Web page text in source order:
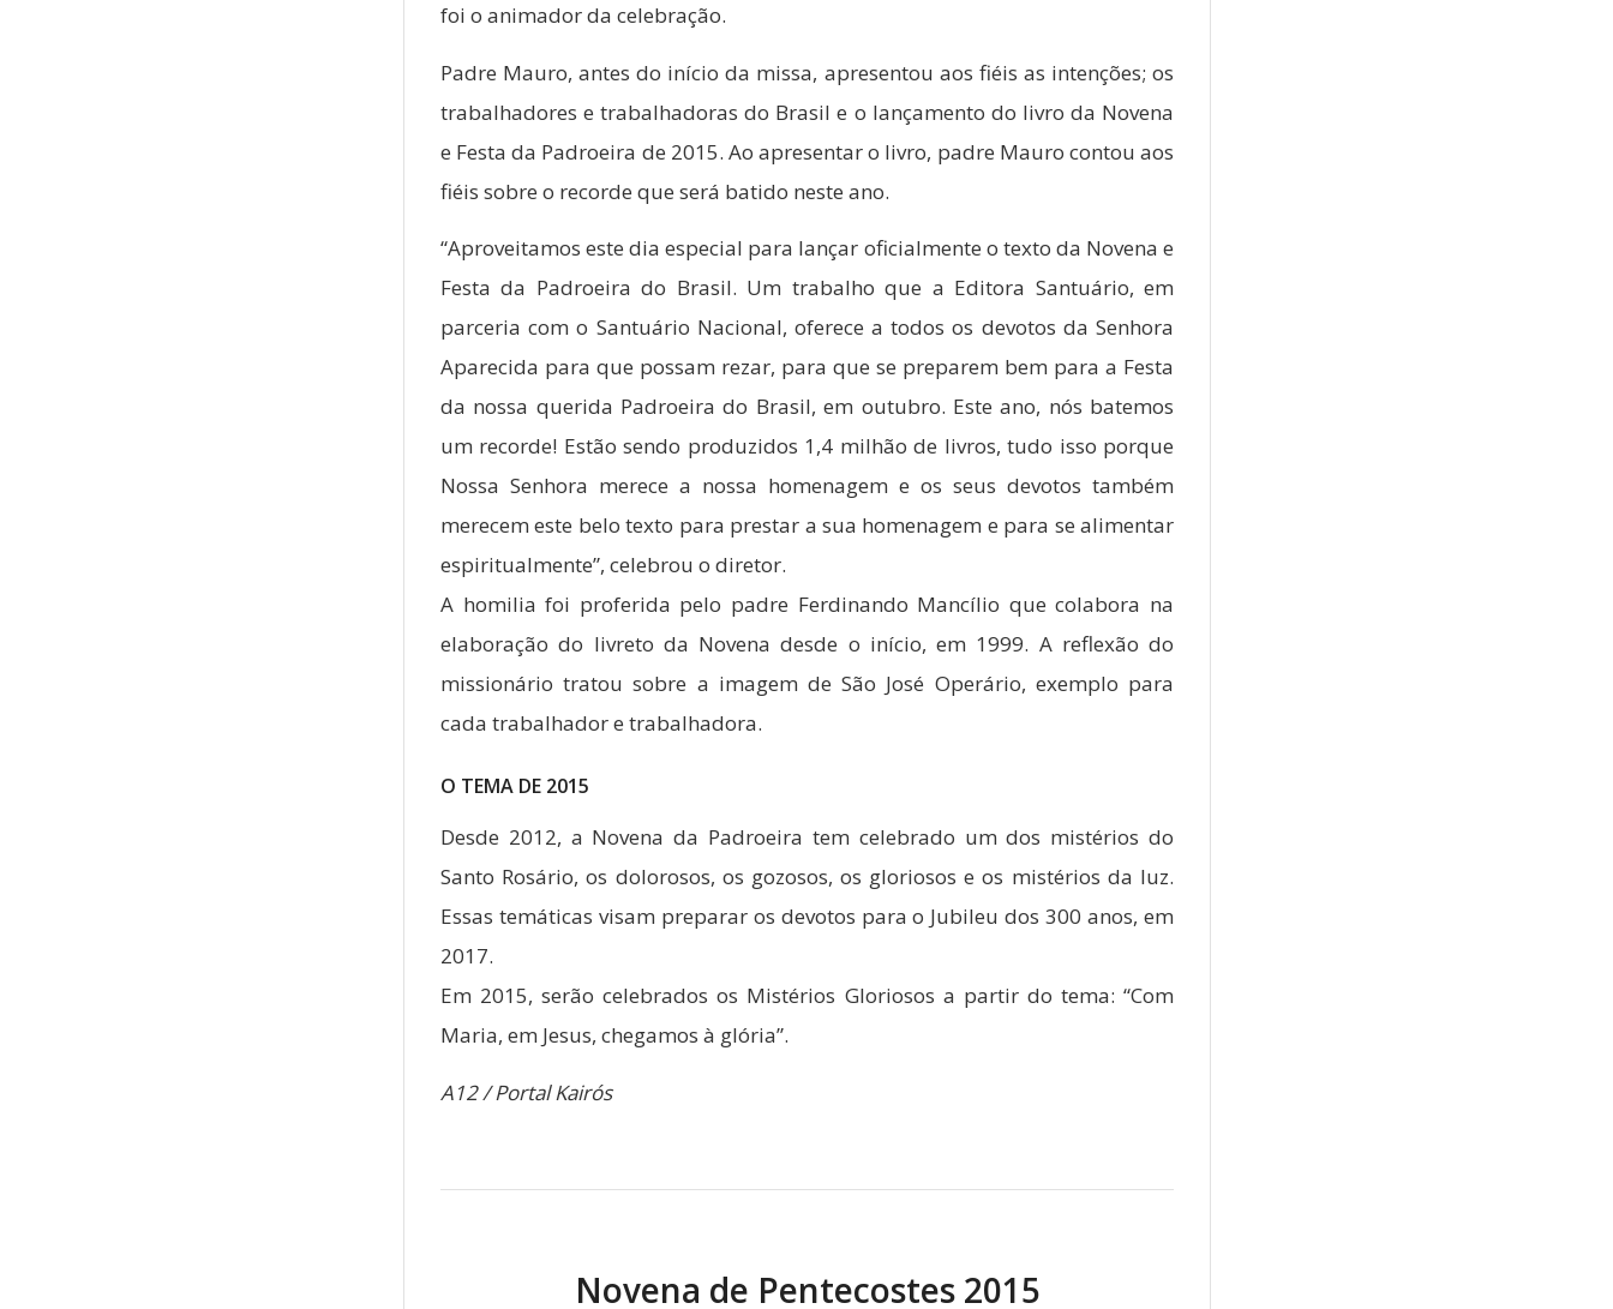
foi o animador da celebração.
Padre Mauro, antes do início da missa, apresentou aos fiéis as intenções; os
trabalhadores e trabalhadoras do Brasil e o lançamento do livro da Novena
e Festa da Padroeira de 2015. Ao apresentar o livro, padre Mauro contou aos
fiéis sobre o recorde que será batido neste ano.
“Aproveitamos este dia especial para lançar oficialmente o texto da Novena e
Festa da Padroeira do Brasil. Um trabalho que a Editora Santuário, em
parceria com o Santuário Nacional, oferece a todos os devotos da Senhora
Aparecida para que possam rezar, para que se preparem bem para a Festa
da nossa querida Padroeira do Brasil, em outubro. Este ano, nós batemos
um recorde! Estão sendo produzidos 1,4 milhão de livros, tudo isso porque
Nossa Senhora merece a nossa homenagem e os seus devotos também
merecem este belo texto para prestar a sua homenagem e para se alimentar
espiritualmente”, celebrou o diretor.
A homilia foi proferida pelo padre Ferdinando Mancílio que colabora na
elaboração do livreto da Novena desde o início, em 1999. A reflexão do
missionário tratou sobre a imagem de São José Operário, exemplo para
cada trabalhador e trabalhadora.
O TEMA DE 2015
Desde 2012, a Novena da Padroeira tem celebrado um dos mistérios do
Santo Rosário, os dolorosos, os gozosos, os gloriosos e os mistérios da luz.
Essas temáticas visam preparar os devotos para o Jubileu dos 300 anos, em
2017.
Em 2015, serão celebrados os Mistérios Gloriosos a partir do tema: “Com
Maria, em Jesus, chegamos à glória”.
A12 / Portal Kairós
Novena de Pentecostes 2015